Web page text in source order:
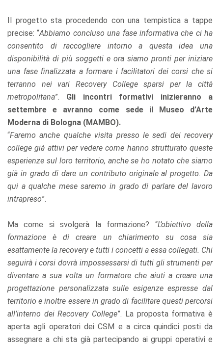
Il progetto sta procedendo con una tempistica a tappe
precise: “Abbiamo concluso una fase informativa che ci ha
consentito di raccogliere intorno a questa idea una
disponibilità di più soggetti e ora siamo pronti per iniziare
una fase finalizzata a formare i facilitatori dei corsi che si
terranno nei vari Recovery College sparsi per la città
metropolitana”. Gli incontri formativi inizieranno a
settembre e avranno come sede il Museo d’Arte
Moderna di Bologna (MAMBO).
“Faremo anche qualche visita presso le sedi dei recovery
college già attivi per vedere come hanno strutturato queste
esperienze sul loro territorio, anche se ho notato che siamo
già in grado di dare un contributo originale al progetto. Da
qui a qualche mese saremo in grado di parlare del lavoro
intrapreso”.
Ma come si svolgerà la formazione? “L’obiettivo della
formazione è di creare un chiarimento su cosa sia
esattamente la recovery e tutti i concetti a essa collegati. Chi
seguirà i corsi dovrà impossessarsi di tutti gli strumenti per
diventare a sua volta un formatore che aiuti a creare una
progettazione personalizzata sulle esigenze espresse dal
territorio e inoltre essere in grado di facilitare questi percorsi
all’interno dei Recovery College”. La proposta formativa è
aperta agli operatori dei CSM e a circa quindici posti da
assegnare a chi sta già partecipando ai gruppi operativi e